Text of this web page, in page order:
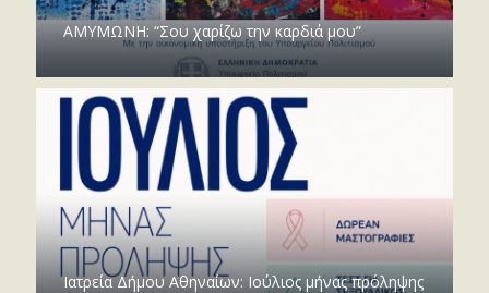
ΑΜΥΜΩΝΗ: “Σου χαρίζω την καρδιά μου”
Ιατρεία Δήμου Αθηναίων: Ιούλιος μήνας πρόληψης